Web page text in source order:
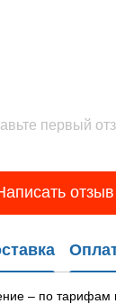
первый
отзыв
– по тарифам